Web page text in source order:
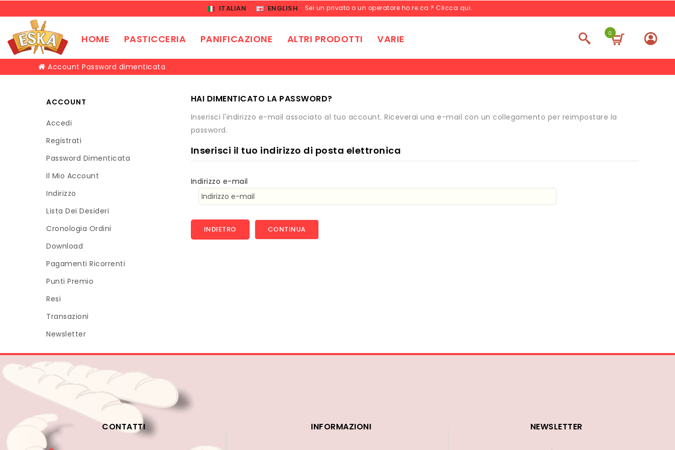
ITALIAN ENGLISH Sei un privato o un operatore ho.re.ca.? Clicca qui.
0
HOME PASTICCERIA PANIFICAZIONE ALTRI PRODOTTI VARIE
Account Password dimenticata
ACCOUNT
Accedi
Registrati
Password Dimenticata
Il Mio Account
Indirizzo
Lista Dei Desideri
Cronologia Ordini
Download
Pagamenti Ricorrenti
Punti Premio
Resi
Transazioni
Newsletter
HAI DIMENTICATO LA PASSWORD?
Inserisci l'indirizzo e-mail associato al tuo account. Riceverai una e-mail con un collegamento per reimpostare la
password.
Inserisci il tuo indirizzo di posta elettronica
Indirizzo e-mail
INDIETRO
CONTATTI INFORMAZIONI NEWSLETTER